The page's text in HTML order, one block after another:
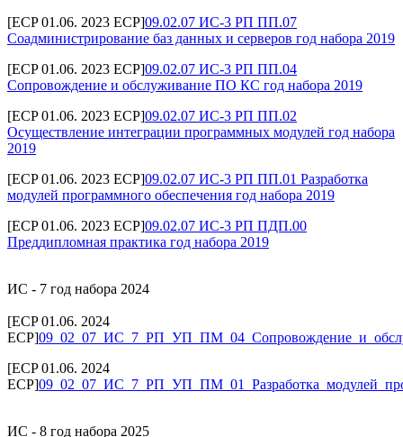
[ECP 01.06. 2023 ECP]09.02.07 ИС-3 РП ПП.07
Соадминистрирование баз данных и серверов год набора 2019
[ECP 01.06. 2023 ECP]09.02.07 ИС-3 РП ПП.04
Сопровождение и обслуживание ПО КС год набора 2019
[ECP 01.06. 2023 ECP]09.02.07 ИС-3 РП ПП.02
Осуществление интеграции программных модулей год набора
2019
[ECP 01.06. 2023 ECP]09.02.07 ИС-3 РП ПП.01 Разработка
модулей программного обеспечения год набора 2019
[ECP 01.06. 2023 ECP]09.02.07 ИС-3 РП ПДП.00
Преддипломная практика год набора 2019
ИС - 7 год набора 2024
[ECP 01.06. 2024
ECP]
[ECP 01.06. 2024
ECP]
ИС - 8 год набора 2025